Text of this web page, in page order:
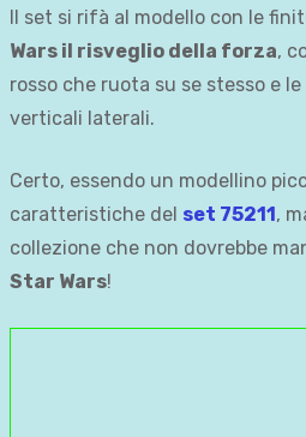
Il set si rifà al modello con le
Wars il risveglio della forza,
rosso che ruota su se stesso e
verticali laterali.
Certo, essendo un modellino
caratteristiche del set 75211,
collezione che non dovrebbe
Star Wars!